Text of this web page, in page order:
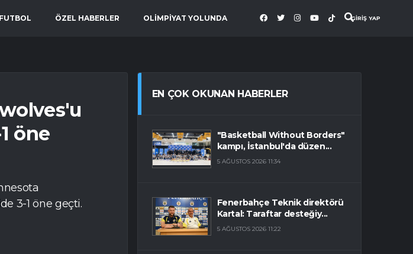
GİRİŞ YAP
FUTBOL ÖZEL HABERLER OLİMPİYAT YOLUNDA
öne
3-1 öne geçti.
EN ÇOK OKUNAN HABERLER
"Basketball Without Borders"
kampı, İstanbul'da düzen...
5 AĞUSTOS 2026 11:34
Fenerbahçe Teknik direktörü
Kartal: Taraftar desteğiy...
5 AĞUSTOS 2026 11:22